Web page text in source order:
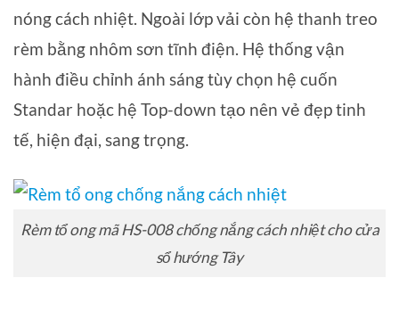
nóng cách nhiệt. Ngoài lớp vải còn hệ thanh treo
rèm bằng nhôm sơn tĩnh điện. Hệ thống vận
hành điều chỉnh ánh sáng tùy chọn hệ cuốn
Standar hoặc hệ Top-down tạo nên vẻ đẹp tinh
tế, hiện đại, sang trọng.
Rèm tổ ong mã HS-008 chống nắng cách nhiệt cho cửa
sổ hướng Tây